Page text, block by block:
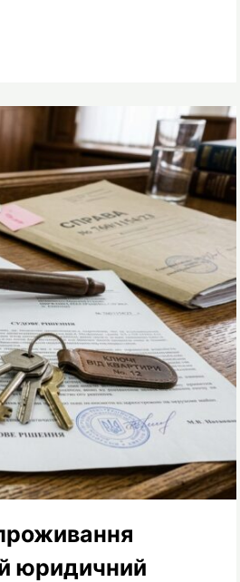
юридичний